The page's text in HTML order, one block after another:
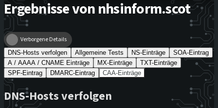
Ergebnisse von nhsinform.scot
Verborgene Details
DNS-Hosts verfolgen Allgemeine Tests NS-Einträge
SOA-Eintrag
A / AAAA / CNAME Einträge
MX-Einträge
TXT-Einträge
SPF-Eintrag
DMARC-Eintrag CAA-Einträge
DNS-Hosts verfolgen